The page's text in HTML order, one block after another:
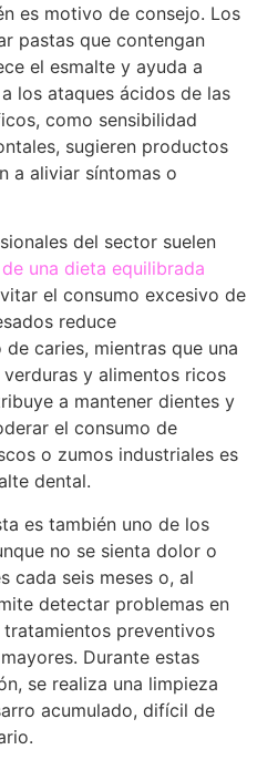
es motivo de consejo. Los
pastas que contengan
el esmalte y ayuda a
los ataques ácidos de las
como sensibilidad
sugieren productos
a aliviar síntomas o
del sector suelen
una dieta equilibrada
el consumo excesivo de
reduce
caries, mientras que una
y alimentos ricos
a mantener dientes y
el consumo de
o zumos industriales es
dental.
es también uno de los
no se sienta dolor o
cada seis meses o, al
detectar problemas en
preventivos
Durante estas
se realiza una limpieza
acumulado, difícil de